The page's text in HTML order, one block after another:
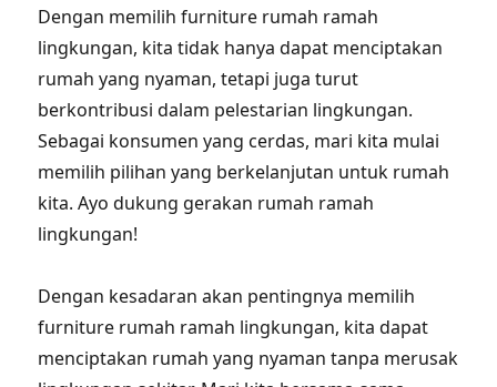
Dengan memilih furniture rumah ramah
lingkungan, kita tidak hanya dapat menciptakan
rumah yang nyaman, tetapi juga turut
berkontribusi dalam pelestarian lingkungan.
Sebagai konsumen yang cerdas, mari kita mulai
memilih pilihan yang berkelanjutan untuk rumah
kita. Ayo dukung gerakan rumah ramah
lingkungan!
Dengan kesadaran akan pentingnya memilih
furniture rumah ramah lingkungan, kita dapat
menciptakan rumah yang nyaman tanpa merusak